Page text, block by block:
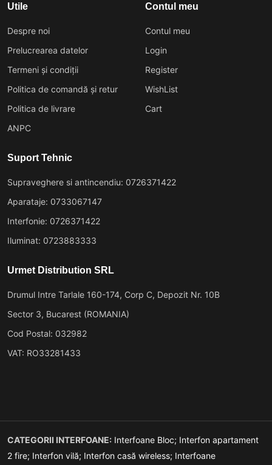
Utile
Despre noi
Prelucrearea datelor
Termeni și condiții
Politica de comandă și retur
Politica de livrare
ANPC
Contul meu
Contul meu
Login
Register
WishList
Cart
Suport Tehnic
Supraveghere si antincendiu: 0726371422
Aparataje: 0733067147
Interfonie: 0726371422
Iluminat: 0723883333
Urmet Distribution SRL
Drumul Intre Tarlale 160-174, Corp C, Depozit Nr. 10B
Sector 3, Bucarest (ROMANIA)
Cod Postal: 032982
VAT: RO33281433
CATEGORII INTERFOANE: Interfoane Bloc; Interfon apartament
2 fire; Interfon vilă; Interfon casă wireless; Interfoane